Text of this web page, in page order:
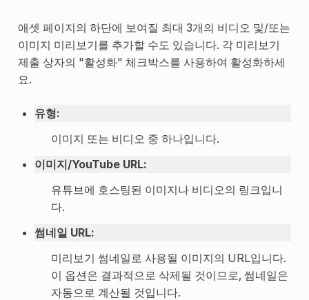
애셋 페이지의 하단에 보여질 최대 3개의 비디오 및/또는
이미지 미리보기를 추가할 수도 있습니다. 각 미리보기
제출 상자의 "활성화" 체크박스를 사용하여 활성화하세
요.
유형:
이미지 또는 비디오 중 하나입니다.
이미지/YouTube URL:
유튜브에 호스팅된 이미지나 비디오의 링크입니
다.
썸네일 URL:
미리보기 썸네일로 사용될 이미지의 URL입니다.
이 옵션은 결과적으로 삭제될 것이므로, 썸네일은
자동으로 계산될 것입니다.